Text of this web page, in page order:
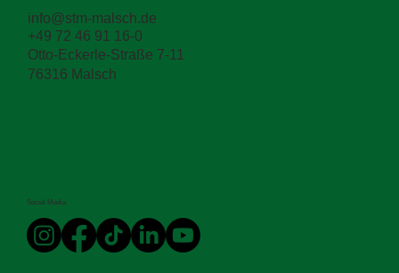
🛠️ Straßenbau leicht gemacht 🚛
info@stm-malsch.de
+49 72 46 91 16-0
Otto-Eckerle-Straße 7-11
76316 Malsch
Social Media